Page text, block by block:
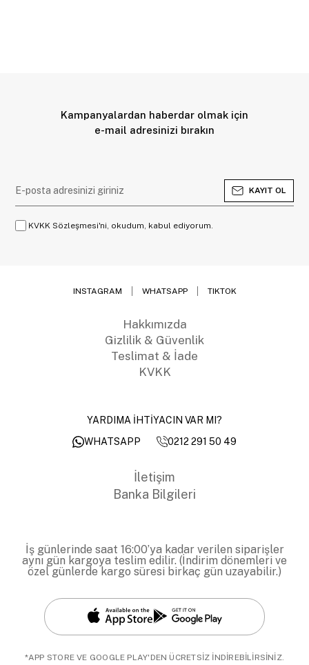
Kampanyalardan haberdar olmak için
e-mail adresinizi bırakın
KAYIT OL
KVKK Sözleşmesi'ni, okudum, kabul ediyorum.
INSTAGRAM WHATSAPP TIKTOK
Hakkımızda
Gizlilik & Güvenlik
Teslimat & İade
KVKK
YARDIMA İHTİYACIN VAR MI?
WHATSAPP
0212 291 50 49
İletişim
Banka Bilgileri
İş günlerinde saat 16:00’ya kadar verilen siparişler
aynı gün kargoya teslim edilir. (İndirim dönemleri ve
özel günlerde kargo süresi birkaç gün uzayabilir.)
*APP STORE VE GOOGLE PLAY'DEN ÜCRETSİZ İNDİREBİLİRSİNİZ.